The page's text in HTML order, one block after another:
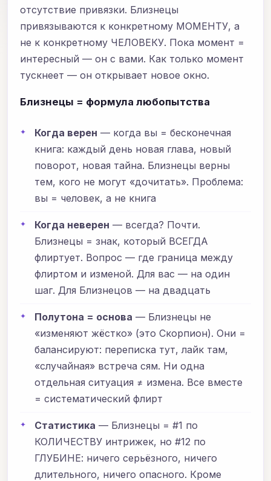
отсутствие привязки. Близнецы
привязываются к конкретному МОМЕНТУ, а
не к конкретному ЧЕЛОВЕКУ. Пока момент =
интересный — он с вами. Как только момент
тускнеет — он открывает новое окно.
Близнецы = формула любопытства
Когда верен — когда вы = бесконечная
книга: каждый день новая глава, новый
поворот, новая тайна. Близнецы верны
тем, кого не могут «дочитать». Проблема:
вы = человек, а не книга
Когда неверен — всегда? Почти.
Близнецы = знак, который ВСЕГДА
флиртует. Вопрос — где граница между
флиртом и изменой. Для вас — на один
шаг. Для Близнецов — на двадцать
Полутона = основа — Близнецы не
«изменяют жёстко» (это Скорпион). Они =
балансируют: переписка тут, лайк там,
«случайная» встреча сям. Ни одна
отдельная ситуация ≠ измена. Все вместе
= систематический флирт
Статистика — Близнецы = #1 по
КОЛИЧЕСТВУ интрижек, но #12 по
ГЛУБИНЕ: ничего серьёзного, ничего
длительного, ничего опасного. Кроме